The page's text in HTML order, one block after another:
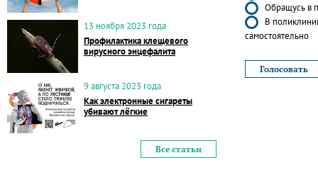
13 ноября 2023 года
Профилактика клещевого
вирусного энцефалита
9 августа 2023 года
Как электронные сигареты
убивают лёгкие
Все статьи
Обращусь в
В
самостоятельно